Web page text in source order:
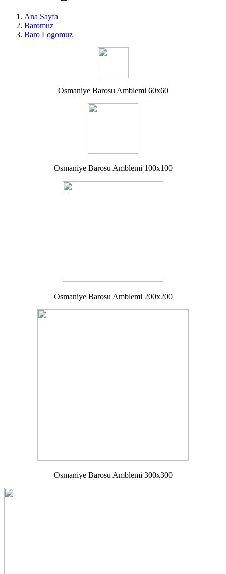
Ana Sayfa
Baromuz
Baro Logomuz
Osmaniye Barosu Amblemi 60x60
Osmaniye Barosu Amblemi 100x100
Osmaniye Barosu Amblemi 200x200
Osmaniye Barosu Amblemi 300x300